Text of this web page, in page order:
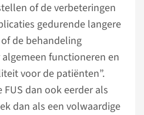
of de verbeteringen
gedurende langere
de behandeling
functioneren en
voor de patiënten”.
dan ook eerder als
dan als een volwaardige